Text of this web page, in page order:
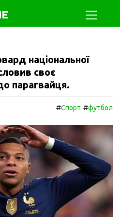
національної
своє
парагвайця.
#Спорт #футбол